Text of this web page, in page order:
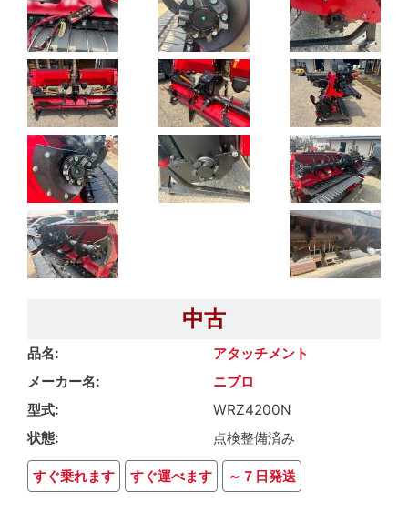
中古
品名
アタッチメント
メーカー名
ニプロ
型式
WRZ4200N
状態
点検整備済み
すぐ乗れます すぐ運べます ～７日発送